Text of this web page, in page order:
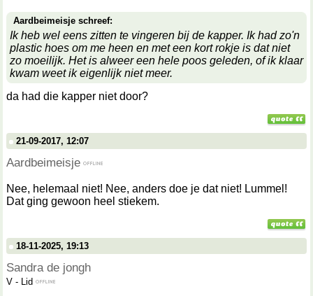
Aardbeimeisje schreef:
Ik heb wel eens zitten te vingeren bij de kapper. Ik had zo'n
plastic hoes om me heen en met een kort rokje is dat niet
zo moeilijk. Het is alweer een hele poos geleden, of ik klaar
kwam weet ik eigenlijk niet meer.
da had die kapper niet door?
21-09-2017, 12:07
Aardbeimeisje
Nee, helemaal niet! Nee, anders doe je dat niet! Lummel!
Dat ging gewoon heel stiekem.
18-11-2025, 19:13
Sandra de jongh
V - Lid